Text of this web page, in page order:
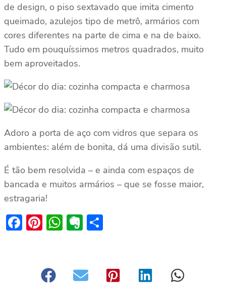
de design, o piso sextavado que imita cimento
queimado, azulejos tipo de metrô, armários com
cores diferentes na parte de cima e na de baixo.
Tudo em pouquíssimos metros quadrados, muito
bem aproveitados.
Adoro a porta de aço com vidros que separa os
ambientes: além de bonita, dá uma divisão sutil.
É tão bem resolvida – e ainda com espaços de
bancada e muitos armários – que se fosse maior,
estragaria!
Facebook
Pinterest
WhatsApp
Evernote